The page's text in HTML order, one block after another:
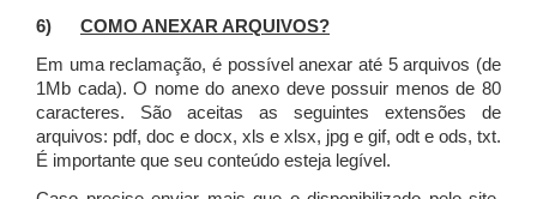
6) COMO ANEXAR ARQUIVOS?
Em uma reclamação, é possível anexar até 5 arquivos (de
1Mb cada). O nome do anexo deve possuir menos de 80
caracteres. São aceitas as seguintes extensões de
arquivos: pdf, doc e docx, xls e xlsx, jpg e gif, odt e ods, txt.
É importante que seu conteúdo esteja legível.